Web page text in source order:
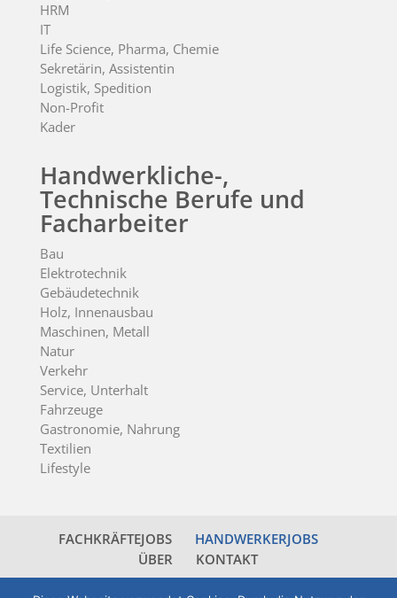
HRM
IT
Life Science, Pharma, Chemie
Sekretärin, Assistentin
Logistik, Spedition
Non-Profit
Kader
Handwerkliche-,
Technische Berufe und
Facharbeiter
Bau
Elektrotechnik
Gebäudetechnik
Holz, Innenausbau
Maschinen, Metall
Natur
Verkehr
Service, Unterhalt
Fahrzeuge
Gastronomie, Nahrung
Textilien
Lifestyle
FACHKRÄFTEJOBS
HANDWERKERJOBS
ÜBER
KONTAKT